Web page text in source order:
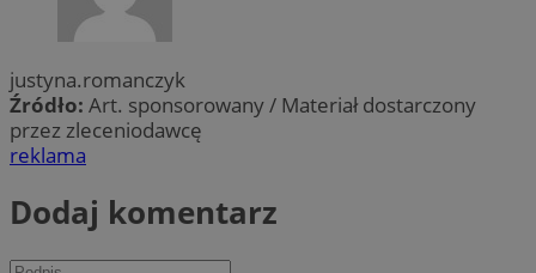
justyna.romanczyk
Źródło: Art. sponsorowany / Materiał dostarczony
przez zleceniodawcę
reklama
Dodaj komentarz